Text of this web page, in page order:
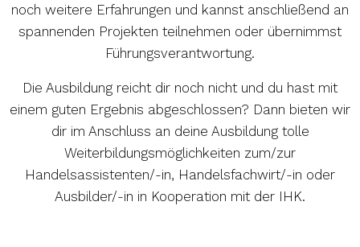
noch weitere Erfahrungen und kannst anschließend an
spannenden Projekten teilnehmen oder übernimmst
Führungsverantwortung.
Die Ausbildung reicht dir noch nicht und du hast mit
einem guten Ergebnis abgeschlossen? Dann bieten wir
dir im Anschluss an deine Ausbildung tolle
Weiterbildungsmöglichkeiten zum/zur
Handelsassistenten/-in, Handelsfachwirt/-in oder
Ausbilder/-in in Kooperation mit der IHK.